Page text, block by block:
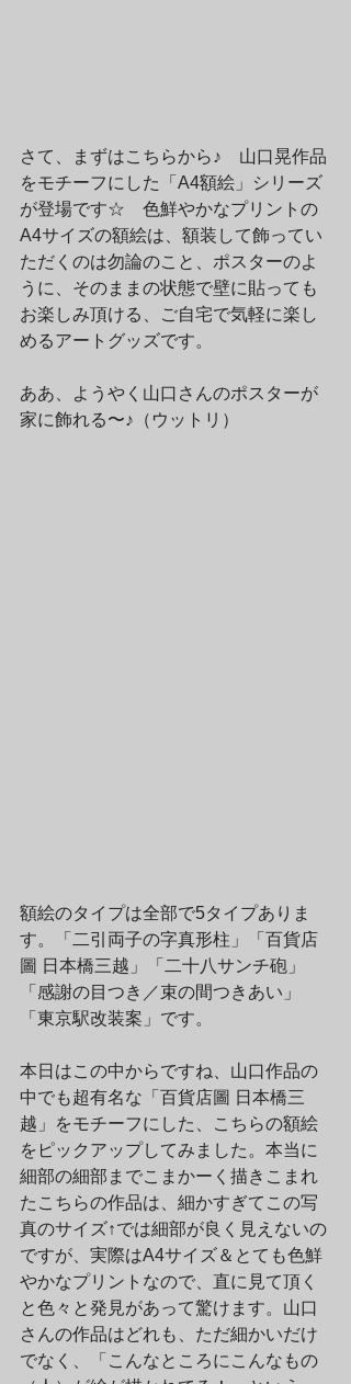
さて、まずはこちらから♪　山口晃作品
をモチーフにした「A4額絵」シリーズ
が登場です☆　色鮮やかなプリントの
A4サイズの額絵は、額装して飾ってい
ただくのは勿論のこと、ポスターのよ
うに、そのままの状態で壁に貼っても
お楽しみ頂ける、ご自宅で気軽に楽し
めるアートグッズです。
ああ、ようやく山口さんのポスターが
家に飾れる〜♪（ウットリ）
額絵のタイプは全部で5タイプありま
す。「二引両子の字真形柱」「百貨店
圖 日本橋三越」「二十八サンチ砲」
「感謝の目つき／束の間つきあい」
「東京駅改装案」です。
本日はこの中からですね、山口作品の
中でも超有名な「百貨店圖 日本橋三
越」をモチーフにした、こちらの額絵
をピックアップしてみました。本当に
細部の細部までこまかーく描きこまれ
たこちらの作品は、細かすぎてこの写
真のサイズ↑では細部が良く見えないの
ですが、実際はA4サイズ＆とても色鮮
やかなプリントなので、直に見て頂く
と色々と発見があって驚けます。山口
さんの作品はどれも、ただ細かいだけ
でなく、「こんなところにこんなもの